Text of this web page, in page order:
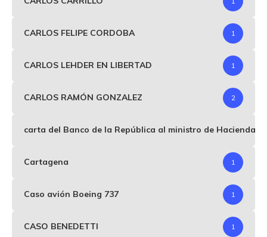
CARLOS FELIPE CORDOBA 1
CARLOS LEHDER EN LIBERTAD 1
CARLOS RAMÓN GONZALEZ 2
carta del Banco de la República al ministro de Hacienda
Cartagena 1
Caso avión Boeing 737 1
CASO BENEDETTI 1